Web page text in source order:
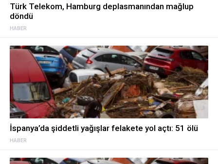
HABER
Türk Telekom, Hamburg deplasmanından mağlup
döndü
HABER
İspanya’da şiddetli yağışlar felakete yol açtı: 51 ölü